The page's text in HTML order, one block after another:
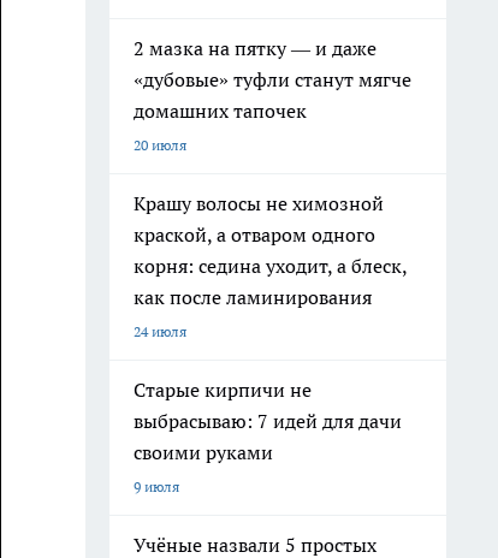
2 мазка на пятку — и даже
«дубовые» туфли станут мягче
домашних тапочек
20 июля
Крашу волосы не химозной
краской, а отваром одного
корня: седина уходит, а блеск,
как после ламинирования
24 июля
Старые кирпичи не
выбрасываю: 7 идей для дачи
своими руками
9 июля
Учёные назвали 5 простых